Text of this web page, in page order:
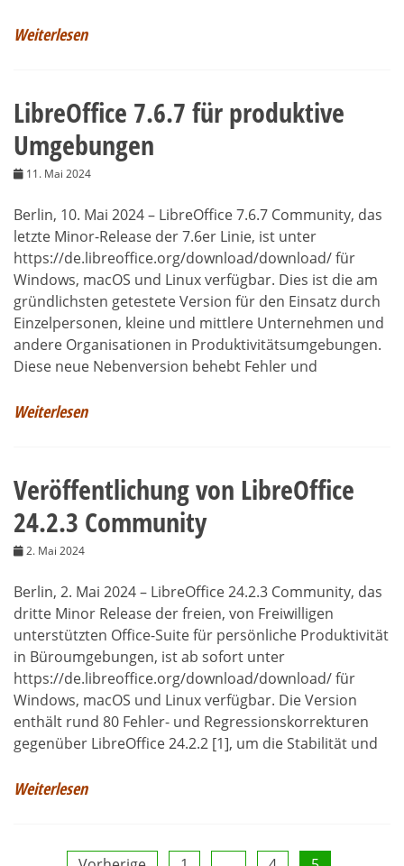
Weiterlesen
LibreOffice 7.6.7 für produktive
Umgebungen
11. Mai 2024
Berlin, 10. Mai 2024 – LibreOffice 7.6.7 Community, das
letzte Minor-Release der 7.6er Linie, ist unter
https://de.libreoffice.org/download/download/ für
Windows, macOS und Linux verfügbar. Dies ist die am
gründlichsten getestete Version für den Einsatz durch
Einzelpersonen, kleine und mittlere Unternehmen und
andere Organisationen in Produktivitätsumgebungen.
Diese neue Nebenversion behebt Fehler und
Weiterlesen
Veröffentlichung von LibreOffice
24.2.3 Community
2. Mai 2024
Berlin, 2. Mai 2024 – LibreOffice 24.2.3 Community, das
dritte Minor Release der freien, von Freiwilligen
unterstützten Office-Suite für persönliche Produktivität
in Büroumgebungen, ist ab sofort unter
https://de.libreoffice.org/download/download/ für
Windows, macOS und Linux verfügbar. Die Version
enthält rund 80 Fehler- und Regressionskorrekturen
gegenüber LibreOffice 24.2.2 [1], um die Stabilität und
Weiterlesen